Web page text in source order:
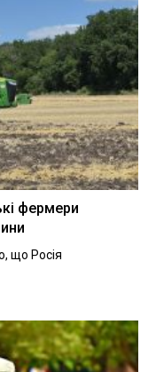
фермери
що Росія